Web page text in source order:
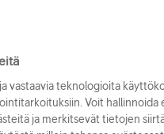
vastaavia teknologioita
Voit hallinnoida
ja merkitsevät tietojen